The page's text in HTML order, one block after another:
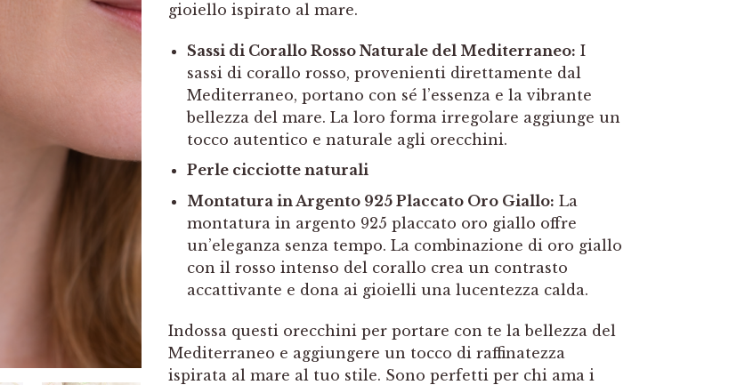
gioiello ispirato al mare.
Sassi di Corallo Rosso Naturale del Mediterraneo: I
sassi di corallo rosso, provenienti direttamente dal
Mediterraneo, portano con sé l’essenza e la vibrante
bellezza del mare. La loro forma irregolare aggiunge un
tocco autentico e naturale agli orecchini.
Perle cicciotte naturali
Montatura in Argento 925 Placcato Oro Giallo: La
montatura in argento 925 placcato oro giallo offre
un’eleganza senza tempo. La combinazione di oro giallo
con il rosso intenso del corallo crea un contrasto
accattivante e dona ai gioielli una lucentezza calda.
Indossa questi orecchini per portare con te la bellezza del
Mediterraneo e aggiungere un tocco di raffinatezza
ispirata al mare al tuo stile. Sono perfetti per chi ama i